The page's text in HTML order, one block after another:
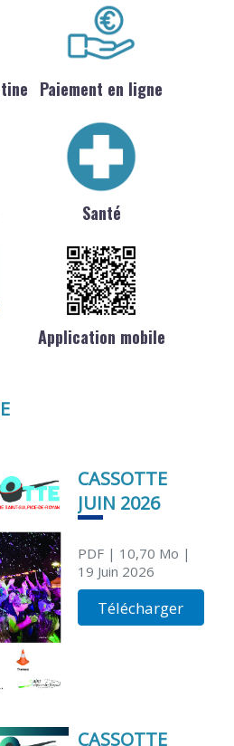
Paiement en ligne
Santé
Application mobile
CASSOTTE
JUIN 2026
PDF| 10,70 Mo |
19 Juin 2026
Télécharger
CASSOTTE